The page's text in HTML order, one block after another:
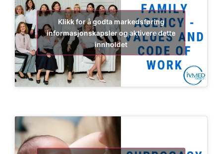
Klikk for å godta markedsføring
informasjonskapsler og aktivere dette
innholdet